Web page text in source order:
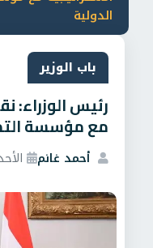
الدولية
باب الوزير
رئيس الوزراء:
مع مؤسسة
أحمد غانم الأحد، 15 يونيو